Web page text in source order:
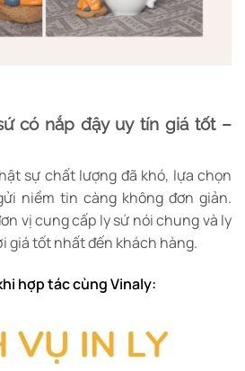
có nắp đậy uy tín giá tốt –
sự chất lượng đã khó, lựa chọn
niềm tin càng không đơn giản.
vị cung cấp ly sứ nói chung và ly
giá tốt nhất đến khách hàng.
hợp tác cùng Vinaly: